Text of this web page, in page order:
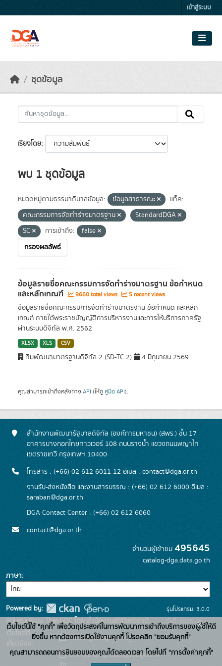
เข้าสู่ระบบ
ชุดข้อมูล
เรียงโดย
พบ 1 ชุดข้อมูล
หมวดหมู่ตามธรรมาภิบาลข้อมูล: ข้อมูลสาธารณะ
แท็ค:
คณะกรรมการจัดทำร่างมาตรฐาน
StandardDGA
SC
การเข้าถึง:
false
กรองผลลัพธ์
ข้อมูลรายชื่อคณะกรรมการจัดทำร่างมาตรฐาน ข้อกำหนด
และหลักเกณฑ์ 9660 total views 5 recent views
ข้อมูลรายชื่อคณะกรรมการจัดทำร่างมาตรฐาน ข้อกำหนด และหลัก
เกณฑ์ ภายใต้พระราชบัญญัติการบริหารงานและการให้บริการภาครัฐ
ผ่านระบบดิจิทัล พ.ศ. 2562
XLSX XLS CSV
ทีมพัฒนามาตรฐานดิจิทัล 2 (SD-TC 2) 4 มิถุนายน 2569
คุณสามารถเข้าถึงคลังทาง API (ให้ดู คู่มือ API).
สำนักงานพัฒนารัฐบาลดิจิทัล (องค์การมหาชน) (สพร.) ชั้น 17
อาคารบางกอกไทยทาวเวอร์ 108 ถนนรางน้ำ แขวงถนนพญาไท
เขตราชเทวี กรุงเทพฯ 10400
โทรสาร : (+66) 02 612 6011-12 อีเมล : contact@dga.or.th
งานรับ-ส่งหนังสือ และงานสารบรรณ : (+66) 02 612 6000 อีเมล :
saraban@dga.or.th
DGA Contact Center : (+66) 02 612 6060
contact@dga.or.th
จำนวนผู้เข้าชม 495645
catalog-dga.data.go.th
ภาษา
Powered by:
สนับสนุนระบบ Thai-GDC โดย สำนักงานสถิติแห่งชาติ
เว็บไซต์ที่
เกี่ยวข้อง:
ระบบบัญชีข้อมูลภาครัฐ
บริการนามานุกรมบัญชีข้อมูลภาค
รุ่นโปรแกรม: 3.0.0
วันที่: 2025-06-
26
เว็บไซต์นี้ใช้ "คุกกี้" เพื่อวัตถุประสงค์ในการพัฒนาการเข้าถึงบริการของผู้ใช้ให้ดี
ยิ่งขึ้น หากต้องการเปิดใช้งานคุกกี้ โปรดคลิก "ยอมรับคุกกี้"
คุณสามารถถอนการยินยอมของคุณได้ตลอดเวลา โดยไปที่ "การตั้งค่าคุกกี้"
x